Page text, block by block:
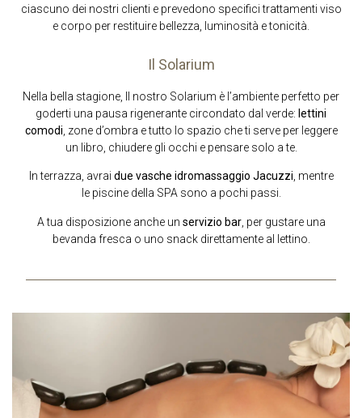
ciascuno dei nostri clienti e prevedono specifici trattamenti viso
e corpo per restituire bellezza, luminosità e tonicità.
Il Solarium
Nella bella stagione, Il nostro Solarium è l’ambiente perfetto per
goderti una pausa rigenerante circondato dal verde: lettini
comodi , zone d’ombra e tutto lo spazio che ti serve per leggere
un libro, chiudere gli occhi e pensare solo a te.
In terrazza, avrai due vasche idromassaggio Jacuzzi , mentre
le piscine della SPA sono a pochi passi.
A tua disposizione anche un servizio bar, per gustare una
bevanda fresca o uno snack direttamente al lettino.